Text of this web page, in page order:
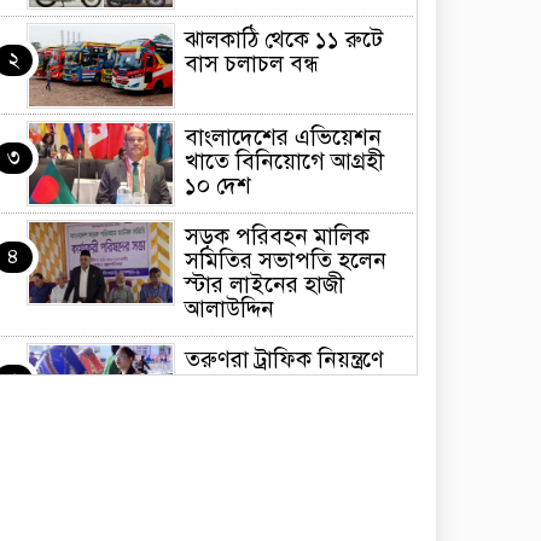
২
ঝালকাঠি থেকে ১১ রুটে
বাস চলাচল বন্ধ
৩
বাংলাদেশের এভিয়েশন
খাতে বিনিয়োগে আগ্রহী
১০ দেশ
৪
সড়ক পরিবহন মালিক
সমিতির সভাপতি হলেন
স্টার লাইনের হাজী
আলাউদ্দিন
৫
তরুণরা ট্রাফিক নিয়ন্ত্রণে
নামুক আবার